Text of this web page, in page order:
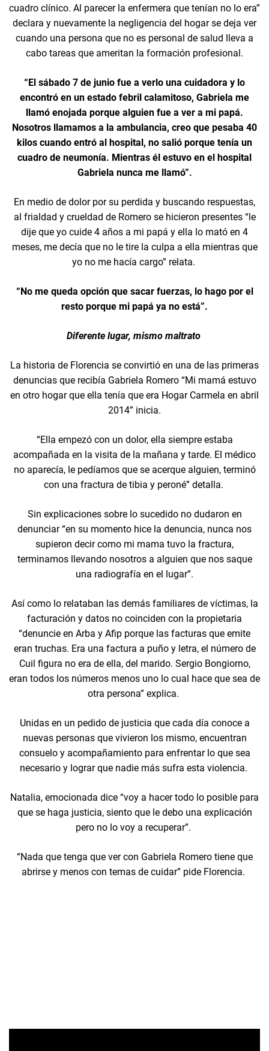
cuadro clínico. Al parecer la enfermera que tenían no lo era”
declara y nuevamente la negligencia del hogar se deja ver
cuando una persona que no es personal de salud lleva a
cabo tareas que ameritan la formación profesional.
“El sábado 7 de junio fue a verlo una cuidadora y lo
encontró en un estado febril calamitoso, Gabriela me
llamó enojada porque alguien fue a ver a mi papá.
Nosotros llamamos a la ambulancia, creo que pesaba 40
kilos cuando entró al hospital, no salió porque tenía un
cuadro de neumonía. Mientras él estuvo en el hospital
Gabriela nunca me llamó”.
En medio de dolor por su perdida y buscando respuestas,
al frialdad y crueldad de Romero se hicieron presentes “le
dije que yo cuide 4 años a mi papá y ella lo mató en 4
meses, me decía que no le tire la culpa a ella mientras que
yo no me hacía cargo” relata.
“No me queda opción que sacar fuerzas, lo hago por el
resto porque mi papá ya no está”.
Diferente lugar, mismo maltrato
La historia de Florencia se convirtió en una de las primeras
denuncias que recibía Gabriela Romero “Mi mamá estuvo
en otro hogar que ella tenía que era Hogar Carmela en abril
2014” inicia.
“Ella empezó con un dolor, ella siempre estaba
acompañada en la visita de la mañana y tarde. El médico
no aparecía, le pedíamos que se acerque alguien, terminó
con una fractura de tibia y peroné” detalla.
Sin explicaciones sobre lo sucedido no dudaron en
denunciar “en su momento hice la denuncia, nunca nos
supieron decir como mi mama tuvo la fractura,
terminamos llevando nosotros a alguien que nos saque
una radiografía en el lugar”.
Así como lo relataban las demás familiares de víctimas, la
facturación y datos no coinciden con la propietaria
“denuncie en Arba y Afip porque las facturas que emite
eran truchas. Era una factura a puño y letra, el número de
Cuil figura no era de ella, del marido. Sergio Bongiorno,
eran todos los números menos uno lo cual hace que sea de
otra persona” explica.
Unidas en un pedido de justicia que cada día conoce a
nuevas personas que vivieron los mismo, encuentran
consuelo y acompañamiento para enfrentar lo que sea
necesario y lograr que nadie más sufra esta violencia.
Natalia, emocionada dice “voy a hacer todo lo posible para
que se haga justicia, siento que le debo una explicación
pero no lo voy a recuperar”.
“Nada que tenga que ver con Gabriela Romero tiene que
abrirse y menos con temas de cuidar” pide Florencia.